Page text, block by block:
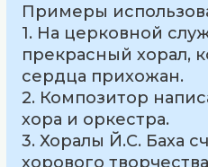
Примеры
1. На церковной
прекрасный хорал,
сердца прихожан.
2. Композитор
хора и оркестра.
3. Хоралы Й.С. Баха
хорового